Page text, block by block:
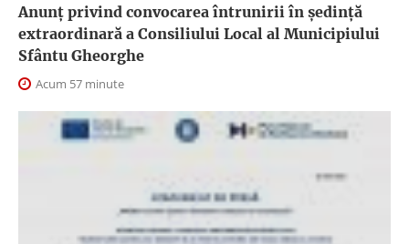
Anunţ privind convocarea întrunirii în şedinţă
extraordinară a Consiliului Local al Municipiului
Sfântu Gheorghe
Acum 57 minute